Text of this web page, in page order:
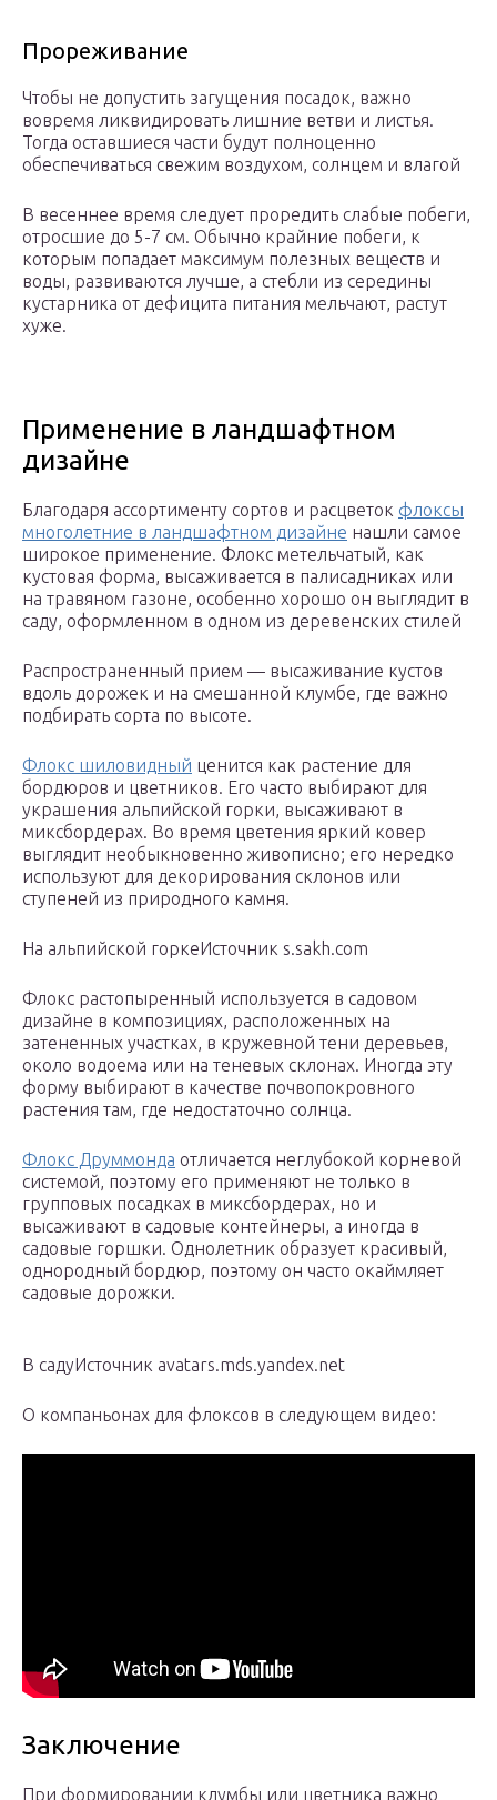
Прореживание
Чтобы не допустить загущения посадок, важно
вовремя ликвидировать лишние ветви и листья.
Тогда оставшиеся части будут полноценно
обеспечиваться свежим воздухом, солнцем и влагой
В весеннее время следует проредить слабые побеги,
отросшие до 5-7 см. Обычно крайние побеги, к
которым попадает максимум полезных веществ и
воды, развиваются лучше, а стебли из середины
кустарника от дефицита питания мельчают, растут
хуже.
Применение в ландшафтном
дизайне
Благодаря ассортименту сортов и расцветок флоксы
многолетние в ландшафтном дизайне нашли самое
широкое применение. Флокс метельчатый, как
кустовая форма, высаживается в палисадниках или
на травяном газоне, особенно хорошо он выглядит в
саду, оформленном в одном из деревенских стилей
Распространенный прием — высаживание кустов
вдоль дорожек и на смешанной клумбе, где важно
подбирать сорта по высоте.
Флокс шиловидный ценится как растение для
бордюров и цветников. Его часто выбирают для
украшения альпийской горки, высаживают в
миксбордерах. Во время цветения яркий ковер
выглядит необыкновенно живописно; его нередко
используют для декорирования склонов или
ступеней из природного камня.
На альпийской горкеИсточник s.sakh.com
Флокс растопыренный используется в садовом
дизайне в композициях, расположенных на
затененных участках, в кружевной тени деревьев,
около водоема или на теневых склонах. Иногда эту
форму выбирают в качестве почвопокровного
растения там, где недостаточно солнца.
Флокс Друммонда отличается неглубокой корневой
системой, поэтому его применяют не только в
групповых посадках в миксбордерах, но и
высаживают в садовые контейнеры, а иногда в
садовые горшки. Однолетник образует красивый,
однородный бордюр, поэтому он часто окаймляет
садовые дорожки.
В садуИсточник avatars.mds.yandex.net
О компаньонах для флоксов в следующем видео:
Заключение
При формировании клумбы или цветника важно